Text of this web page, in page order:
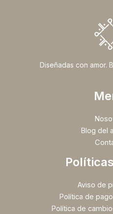
Diseñadas con amor.
Blog del
Aviso de
Política de
Política de